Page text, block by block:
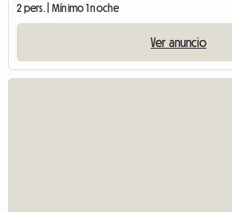
2 pers. | Mínimo 1 noche
Ver anuncio